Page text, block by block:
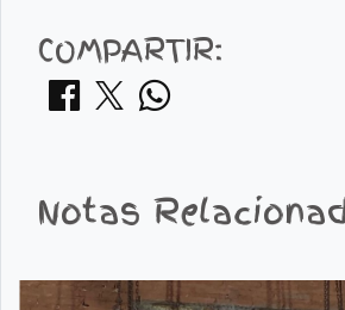
COMPARTIR:
Notas